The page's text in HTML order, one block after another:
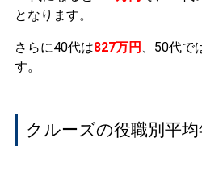
となります。
さらに40代は827万円 、50代で
す。
クルーズの役職別平均